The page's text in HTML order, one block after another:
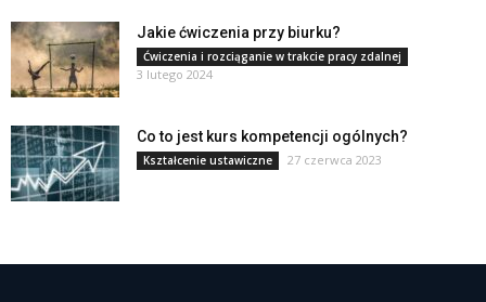
Jakie ćwiczenia przy biurku?
Ćwiczenia i rozciąganie w trakcie pracy zdalnej
3 lutego 2024
Co to jest kurs kompetencji ogólnych?
Kształcenie ustawiczne 27 czerwca 2023